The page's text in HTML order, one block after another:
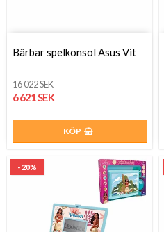
Bärbar spelkonsol Asus Vit
16 022 SEK
6 621 SEK
KÖP
- 20%